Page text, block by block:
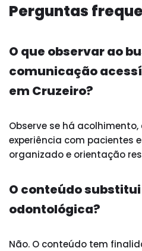
Perguntas
O que observar ao
comunicação
em Cruzeiro?
Observe se há
experiência com pacientes
organizado e orientação
O conteúdo
odontológica?
Não. O conteúdo tem